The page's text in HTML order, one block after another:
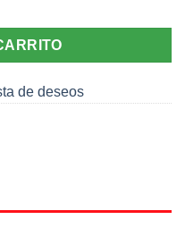
de deseos